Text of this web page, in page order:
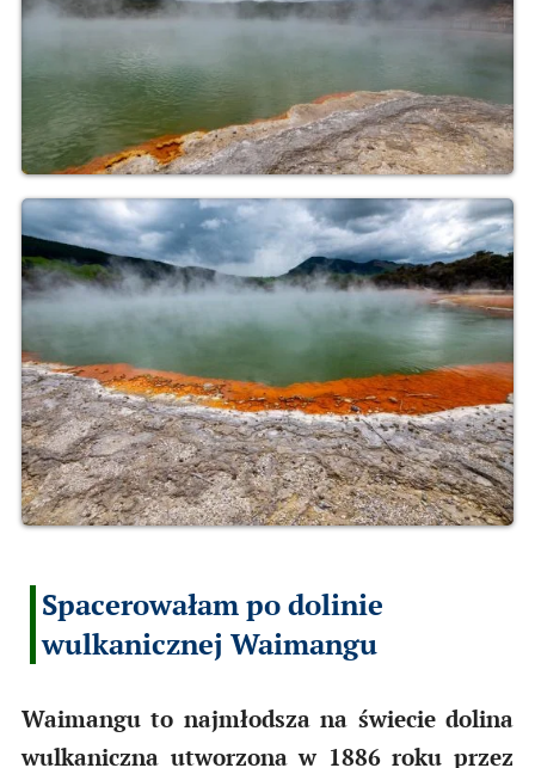
Spacerowałam po dolinie
wulkanicznej Waimangu
Waimangu to najmłodsza na świecie dolina
wulkaniczna utworzona w 1886 roku przez